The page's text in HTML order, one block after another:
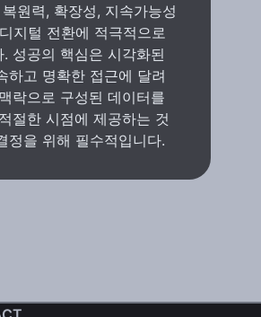
원력, 확장성, 지속가능성
지털 전환에 적극적으로
성공의 핵심은 시각화된
하고 명확한 접근에 달려
락으로 구성된 데이터를
절한 시점에 제공하는 것
정을 위해 필수적입니다.